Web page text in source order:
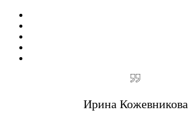
Ирина Кожевникова